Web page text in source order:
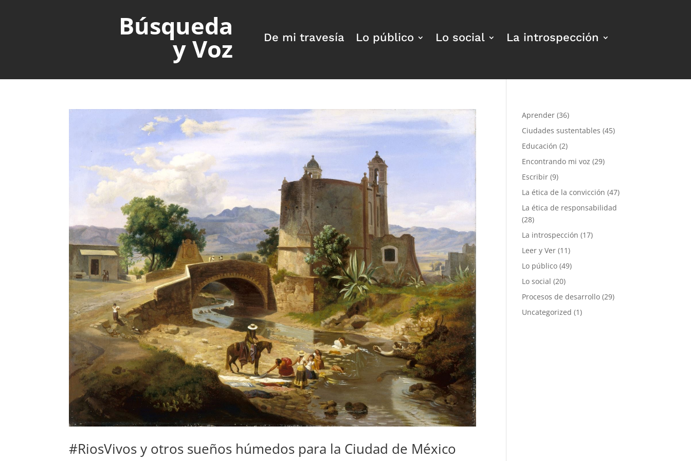
Búsqueda
y Voz De mi travesía Lo público Lo social La introspección
#RiosVivos y otros sueños húmedos para la Ciudad de México
Aprender (36)
Ciudades sustentables (45)
Educación (2)
Encontrando mi voz (29)
Escribir (9)
La ética de la convicción (47)
La ética de responsabilidad
(28)
La introspección (17)
Leer y Ver (11)
Lo público (49)
Lo social (20)
Procesos de desarrollo (29)
Uncategorized (1)